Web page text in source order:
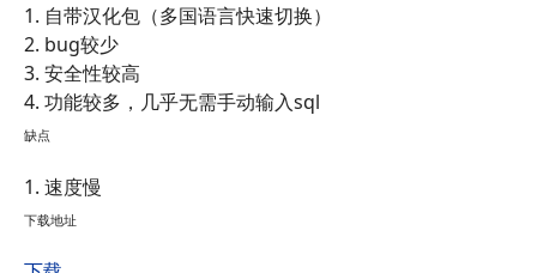
1. 自带汉化包（多国语言快速切换）
2. bug较少
3. 安全性较高
4. 功能较多，几乎无需手动输入sql
缺点
1. 速度慢
下载地址